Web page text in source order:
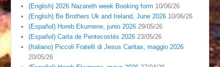
(English) 2026 Nazareth week Booking form 10/06/26
(English) Be Brothers Uk and Ireland, June 2026 10/06/26
(Español) Horeb Ekumene, junio 2026 29/05/26
(Español) Carta de Pentecostés 2026 23/05/26
(Italiano) Piccoli Fratelli di Jesus Caritas, maggio 2026
20/05/26